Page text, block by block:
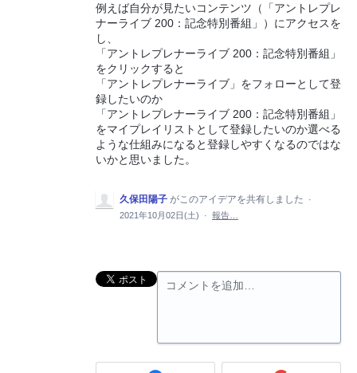
例えば自分が見たいコンテンツ（「アントレプレ
ナーライブ 200：記念特別番組」）にアクセスを
し、
「アントレプレナーライブ 200：記念特別番組」
をクリックすると
「アントレプレナーライブ」をフォローとして登
録したいのか
「アントレプレナーライブ 200：記念特別番組」
をマイプレイリストとして登録したいのか選べる
ような仕組みになると登録しやすくなるのではな
いかと思いました。
久保田陽子 がこのアイデアを共有しました
·
2021年10月02日(土)
· 報告…
コメントを追加…